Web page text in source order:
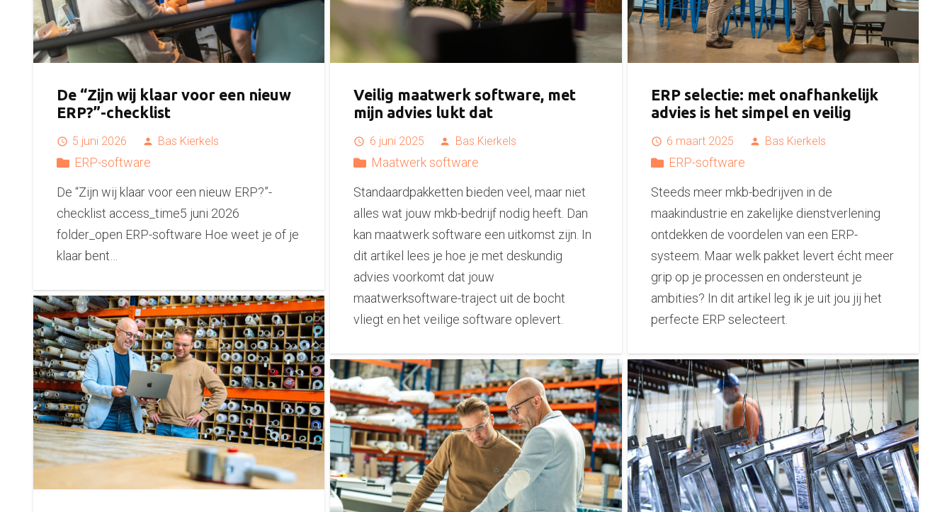
De “Zijn wij klaar voor een nieuw
ERP?”-checklist
access_time 5 juni 2026 person Bas Kierkels
ERP-software
De “Zijn wij klaar voor een nieuw ERP?”-
checklist access_time5 juni 2026
folder_open ERP-software Hoe weet je of je
klaar bent…
Veilig maatwerk software, met
mijn advies lukt dat
access_time 6 juni 2025 person Bas Kierkels
Maatwerk software
Standaardpakketten bieden veel, maar niet
alles wat jouw mkb-bedrijf nodig heeft. Dan
kan maatwerk software een uitkomst zijn. In
dit artikel lees je hoe je met deskundig
advies voorkomt dat jouw
maatwerksoftware-traject uit de bocht
vliegt en het veilige software oplevert.
ERP selectie: met onafhankelijk
advies is het simpel en veilig
access_time 6 maart 2025 person Bas Kierkels
ERP-software
Steeds meer mkb-bedrijven in de
maakindustrie en zakelijke dienstverlening
ontdekken de voordelen van een ERP-
systeem. Maar welk pakket levert écht meer
grip op je processen en ondersteunt je
ambities? In dit artikel leg ik je uit jou jij het
perfecte ERP selecteert.